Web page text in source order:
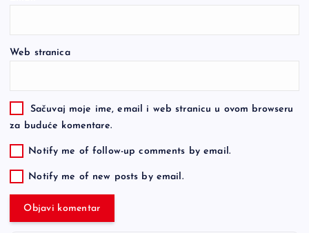
Web stranica
Sačuvaj moje ime, email i web stranicu u ovom browseru
za buduće komentare.
Notify me of follow-up comments by email.
Notify me of new posts by email.